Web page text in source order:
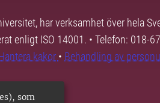
som
har verksamhet över hela
enligt ISO 14001. • Telefon: 018-
kakor • Behandling av